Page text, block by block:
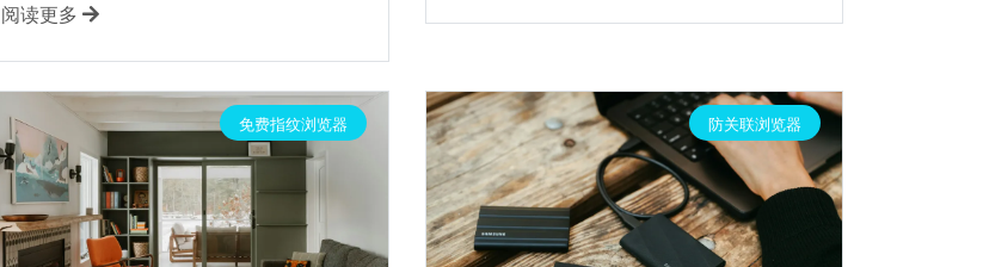
阅读更多
免费指纹浏览器 防关联浏览器